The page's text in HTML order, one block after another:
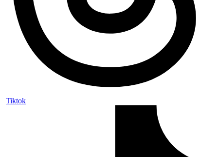
Tiktok